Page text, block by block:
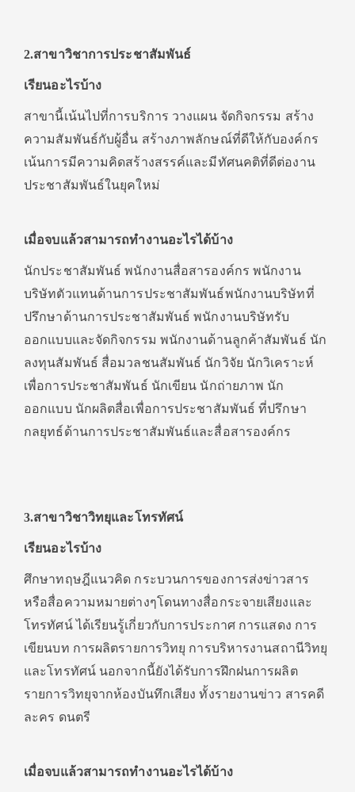
2.สาขาวิชาการประชาสัมพันธ์
เรียนอะไรบ้าง
สาขานี้เน้นไปที่การบริการ วางแผน จัดกิจกรรม สร้าง
ความสัมพันธ์กับผู้อื่น สร้างภาพลักษณ์ที่ดีให้กับองค์กร
เน้นการมีความคิดสร้างสรรค์และมีทัศนคติที่ดีต่องาน
ประชาสัมพันธ์ในยุคใหม่
เมื่อจบแล้วสามารถทำงานอะไรได้บ้าง
นักประชาสัมพันธ์ พนักงานสื่อสารองค์กร พนักงาน
บริษัทตัวแทนด้านการประชาสัมพันธ์พนักงานบริษัทที่
ปรึกษาด้านการประชาสัมพันธ์ พนักงานบริษัทรับ
ออกแบบและจัดกิจกรรม พนักงานด้านลูกค้าสัมพันธ์ นัก
ลงทุนสัมพันธ์ สื่อมวลชนสัมพันธ์ นักวิจัย นักวิเคราะห์
เพื่อการประชาสัมพันธ์ นักเขียน นักถ่ายภาพ นัก
ออกแบบ นักผลิตสื่อเพื่อการประชาสัมพันธ์ ที่ปรึกษา
กลยุทธ์ด้านการประชาสัมพันธ์และสื่อสารองค์กร
3.สาขาวิชาวิทยุและโทรทัศน์
เรียนอะไรบ้าง
ศึกษาทฤษฎีแนวคิด กระบวนการของการส่งข่าวสาร
หรือสื่อความหมายต่างๆโดนทางสื่อกระจายเสียงและ
โทรทัศน์ ได้เรียนรู้เกี่ยวกับการประกาศ การแสดง การ
เขียนบท การผลิตรายการวิทยุ การบริหารงานสถานีวิทยุ
และโทรทัศน์ นอกจากนี้ยังได้รับการฝึกฝนการผลิต
รายการวิทยุจากห้องบันทึกเสียง ทั้งรายงานข่าว สารคดี
ละคร ดนตรี
เมื่อจบแล้วสามารถทำงานอะไรได้บ้าง